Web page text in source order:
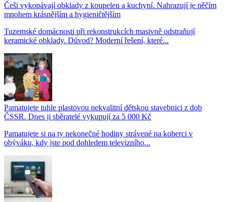
Češi vykopávají obklady z koupelen a kuchyní. Nahrazují je něčím
mnohem krásnějším a hygieničtějším
Tuzemské domácnosti při rekonstrukcích masivně odstraňují
keramické obklady. Důvod? Moderní řešení, které...
Pamatujete tuhle plastovou nekvalitní dětskou stavebnici z dob
ČSSR. Dnes ji sběratelé vykupují za 5 000 Kč
Pamatujete si na ty nekonečné hodiny strávené na koberci v
obýváku, kdy jste pod dohledem televizního...